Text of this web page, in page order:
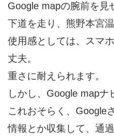
Google mapの腕前を見
下道を走り、熊野本宮
使用感としては、スマ
丈夫。
重さに耐えられます。
しかし、Google mapナ
これおそらく、Google
情報とか収集して、通